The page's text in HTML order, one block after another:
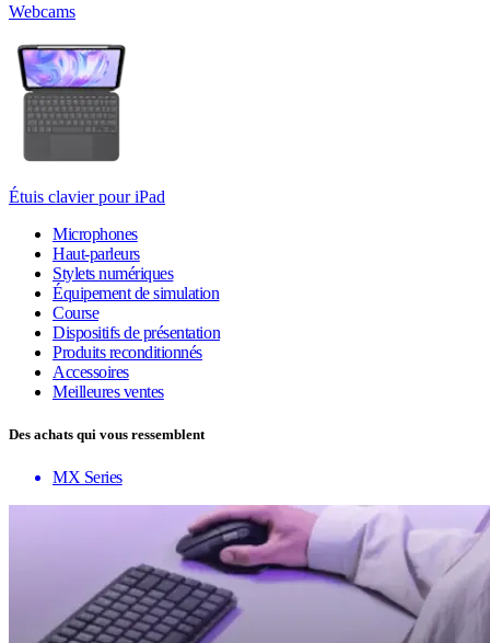
Webcams
Étuis clavier pour iPad
Microphones
Haut-parleurs
Stylets numériques
Équipement de simulation
Course
Dispositifs de présentation
Produits reconditionnés
Accessoires
Meilleures ventes
Des achats qui vous ressemblent
MX Series